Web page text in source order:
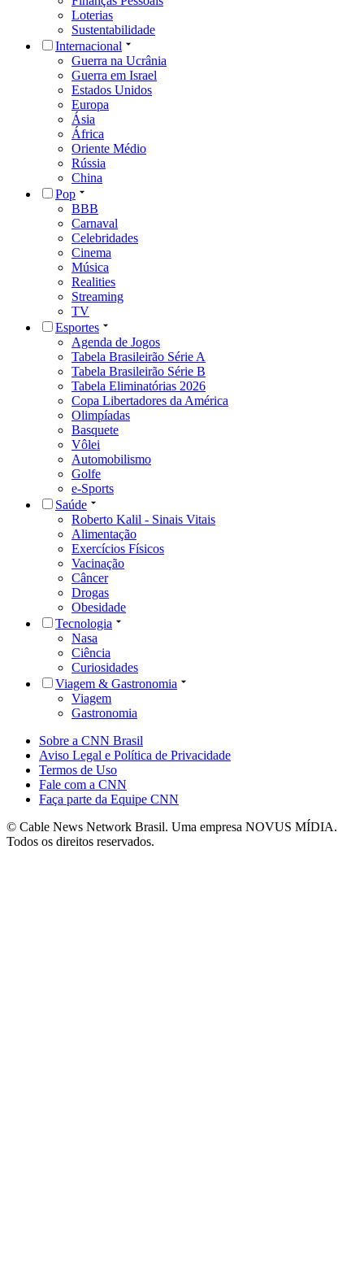
Loterias
Sustentabilidade
Internacional
Guerra na Ucrânia
Guerra em Israel
Estados Unidos
Europa
Ásia
África
Oriente Médio
Rússia
China
Pop
BBB
Carnaval
Celebridades
Cinema
Música
Realities
Streaming
TV
Esportes
Agenda de Jogos
Tabela Brasileirão Série A
Tabela Brasileirão Série B
Tabela Eliminatórias 2026
Copa Libertadores da América
Olimpíadas
Basquete
Vôlei
Automobilismo
Golfe
e-Sports
Saúde
Roberto Kalil - Sinais Vitais
Alimentação
Exercícios Físicos
Vacinação
Câncer
Drogas
Obesidade
Tecnologia
Nasa
Ciência
Curiosidades
Viagem & Gastronomia
Viagem
Gastronomia
Sobre a CNN Brasil
Aviso Legal e Política de Privacidade
Termos de Uso
Fale com a CNN
Faça parte da Equipe CNN
© Cable News Network Brasil. Uma empresa NOVUS MÍDIA.
Todos os direitos reservados.